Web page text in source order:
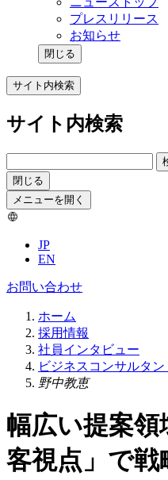
プレスリリース
お知らせ
閉じる
サイト内検索
サイト内検索
閉じる
メニューを開く
JP
EN
お問い合わせ
ホーム
採用情報
社員インタビュー
ビジネスコンサルタン
野中教恵
幅広い提案
客視点」で